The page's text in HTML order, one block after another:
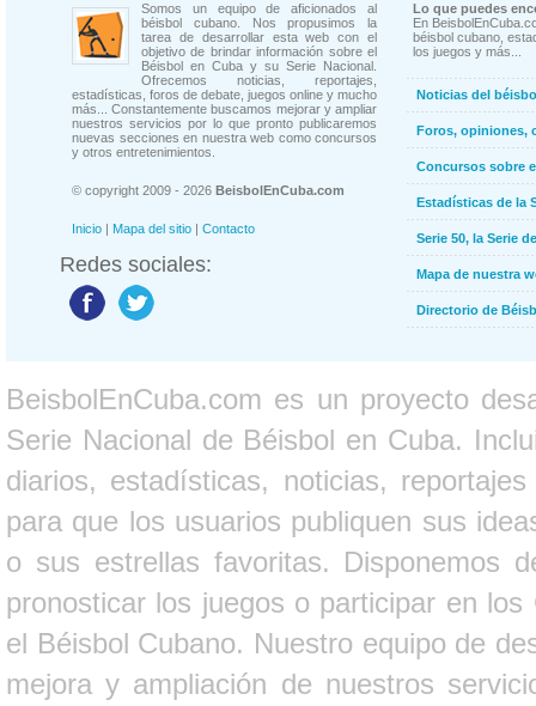
Somos un equipo de aficionados al
béisbol cubano. Nos propusimos la
tarea de desarrollar esta web con el
objetivo de brindar información sobre el
Béisbol en Cuba y su Serie Nacional.
Ofrecemos noticias, reportajes,
estadísticas, foros de debate, juegos online y mucho
más... Constantemente buscamos mejorar y ampliar
nuestros servicios por lo que pronto publicaremos
nuevas secciones en nuestra web como concursos
y otros entretenimientos.
© copyright 2009 - 2026 BeisbolEnCuba.com
Inicio | Mapa del sitio | Contacto
Redes sociales:
Lo que puedes
En
béisbol cubano,
los juegos y más...
Noticias del
Foros, opiniones,
Concursos sobre
Estadísticas de la
Serie 50, la Serie
Mapa de nuestra
Directorio de
BeisbolEnCuba.com es un proyecto
Serie Nacional de Béisbol en Cuba.
diarios, estadísticas, noticias,
para que los usuarios publiquen sus
o sus estrellas favoritas. Disponemos
pronosticar los juegos o participar en
el Béisbol Cubano. Nuestro equipo de
mejora y ampliación de nuestros